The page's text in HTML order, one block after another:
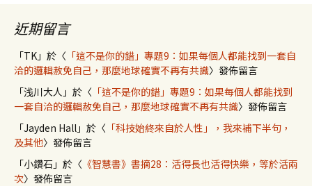
近期留言
「TK」於〈 「這不是你的錯」專題9：如果每個人都能找到一套自
洽的邏輯赦免自己，那麼地球確實不再有共識〉發佈留言
「浅川大人 」於〈 「這不是你的錯」專題9：如果每個人都能找到
一套自洽的邏輯赦免自己，那麼地球確實不再有共識〉發佈留言
「Jayden Hall 」於〈 「科技始終來自於人性」，我來補下半句，
及其他〉發佈留言
「小鑽石 」於〈 《智慧書》書摘28：活得長也活得快樂，等於活兩
次〉發佈留言